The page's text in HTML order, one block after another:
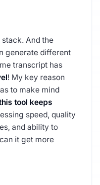
And the
generate different
transcript has
! My key reason
to make mind
tool keeps
speed, quality
and ability to
it get more